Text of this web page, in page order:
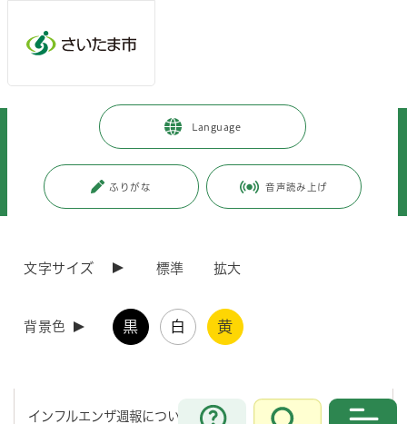
Language
ふりがな 音声読み上げ
文字サイズ 標準 拡大
背景色 黒 白 黄
お問合せ
健康・医療・福祉 > 健康・医療
インフルエンザ・感染症
さいたま市インフルエンザ週報（2024-2025年シーズン 2025年第1週か
インフルエンザ週報について